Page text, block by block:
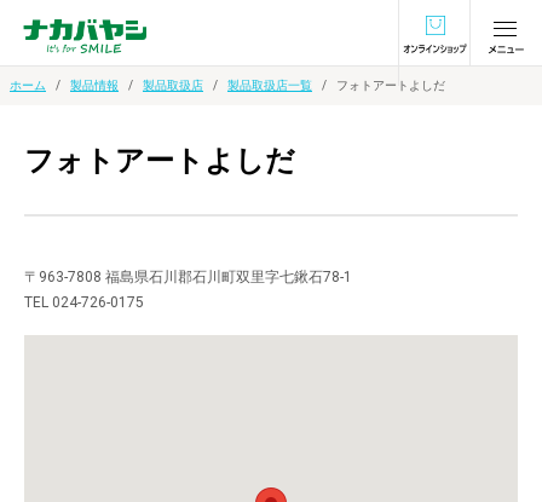
オンラインショ
ホーム 製品情報 製品取扱店 製品取扱店一覧 フォトアートよしだ
フォトアートよしだ
〒963-7808 福島県石川郡石川町双里字七鍬石78-1
TEL 024-726-0175